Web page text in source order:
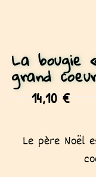
La bougie
grand
14,10€
Le père Noël